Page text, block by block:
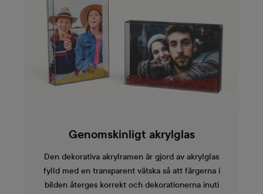
Genomskinligt akrylglas
Den dekorativa akrylramen är gjord av akrylglas
fylld med en transparent vätska så att färgerna i
bilden återges korrekt och dekorationerna inuti